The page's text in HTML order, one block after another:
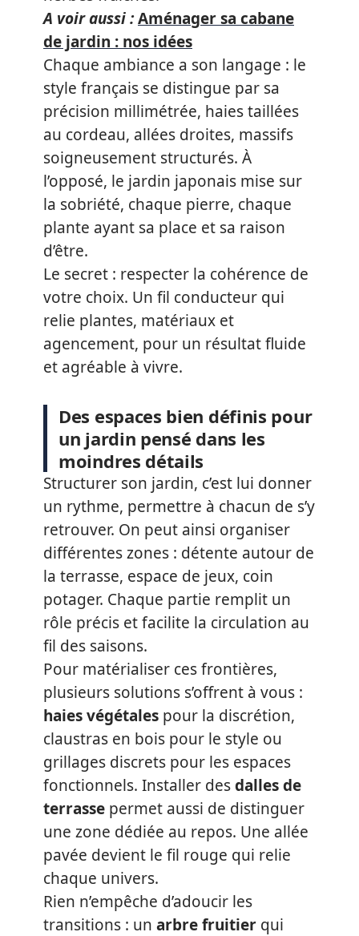
A voir aussi :Aménager sa cabane
de jardin : nos idées
Chaque ambiance a son langage : le
style français se distingue par sa
précision millimétrée, haies taillées
au cordeau, allées droites, massifs
soigneusement structurés. À
l’opposé, le jardin japonais mise sur
la sobriété, chaque pierre, chaque
plante ayant sa place et sa raison
d’être.
Le secret : respecter la cohérence de
votre choix. Un fil conducteur qui
relie plantes, matériaux et
agencement, pour un résultat fluide
et agréable à vivre.
Des espaces bien définis pour
un jardin pensé dans les
moindres détails
Structurer son jardin, c’est lui donner
un rythme, permettre à chacun de s’y
retrouver. On peut ainsi organiser
différentes zones : détente autour de
la terrasse, espace de jeux, coin
potager. Chaque partie remplit un
rôle précis et facilite la circulation au
fil des saisons.
Pour matérialiser ces frontières,
plusieurs solutions s’offrent à vous :
haies végétales pour la discrétion,
claustras en bois pour le style ou
grillages discrets pour les espaces
fonctionnels. Installer desdalles de
terrasse permet aussi de distinguer
une zone dédiée au repos. Une allée
pavée devient le fil rouge qui relie
chaque univers.
Rien n’empêche d’adoucir les
transitions : un arbre fruitier qui